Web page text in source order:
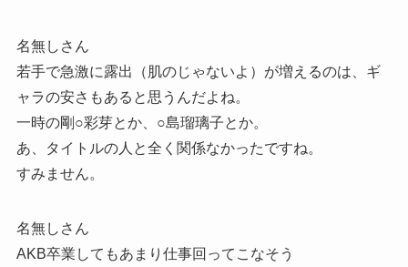
名無しさん
若手で急激に露出（肌のじゃないよ）が増えるのは、ギ
ャラの安さもあると思うんだよね。
一時の剛○彩芽とか、○島瑠璃子とか。
あ、タイトルの人と全く関係なかったですね。
すみません。
名無しさん
AKB卒業してもあまり仕事回ってこなそう